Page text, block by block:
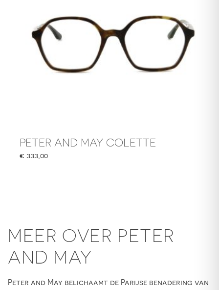
PETER AND MAY COLETTE
€ 333,00
MEER OVER PETER
AND MAY
Peter and May belichaamt de Parijse benadering van